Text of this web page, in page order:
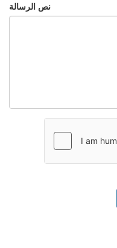
نص الرسالة